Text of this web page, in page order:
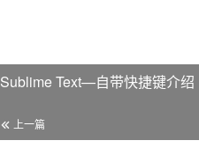
Sublime Text—自带快捷键介绍
上一篇